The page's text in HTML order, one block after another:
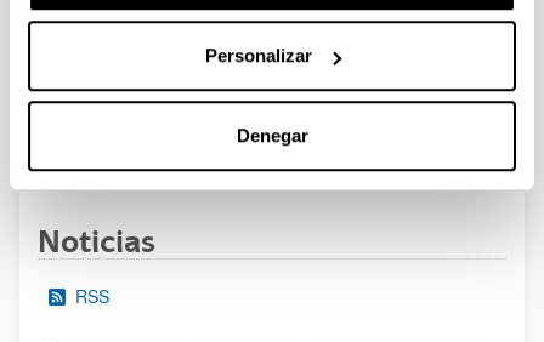
Personalizar
Denegar
Plazo de presentación cerrado: 08/04/2026 - 27/04/2026 23:59
15/06/2026. Publicado el listado definitivo de solicitudes
4
Noticias
RSS